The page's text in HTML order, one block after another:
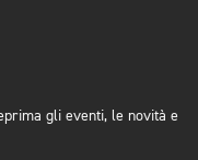
gli eventi, le novità e